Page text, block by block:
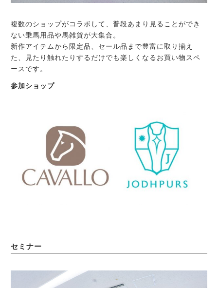
複数のショップがコラボして、普段あまり見ることができ
ない乗馬用品や馬雑貨が大集合。
新作アイテムから限定品、セール品まで豊富に取り揃え
た、見たり触れたりするだけでも楽しくなるお買い物スペ
ースです。
参加ショップ
セミナー